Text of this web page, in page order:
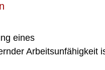
eines
Arbeitsunfähigkeit